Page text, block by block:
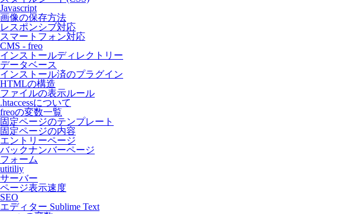
Javascript
画像の保存方法
レスポンシブ対応
スマートフォン対応
CMS - freo
インストールディレクトリー
データベース
インストール済のプラグイン
HTMLの構造
ファイルの表示ルール
.htaccessについて
freoの変数一覧
固定ページのテンプレート
固定ページの内容
エントリーページ
バックナンバーページ
フォーム
utitiliy
サーバー
ページ表示速度
SEO
エディター Sublime Text